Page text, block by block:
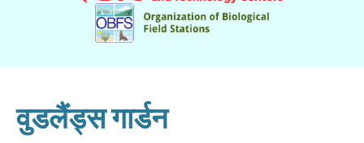
वुडलैंड्स गार्डन